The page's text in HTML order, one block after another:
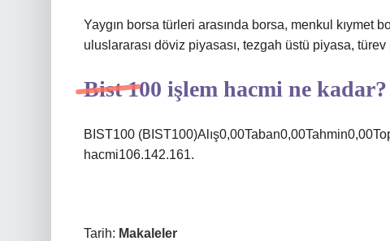
Yaygın borsa türleri arasında borsa, menkul kıymet
uluslararası döviz piyasası, tezgah üstü piyasa, türev
Bist 100 işlem hacmi ne kadar?
BIST100
hacmi106.142.161.
Tarih: Makaleler